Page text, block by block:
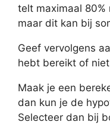
telt maximaal 80%
maar dit kan bij
Geef vervolgens
hebt bereikt of
Maak je een
dan kun je de
Selecteer dan bij